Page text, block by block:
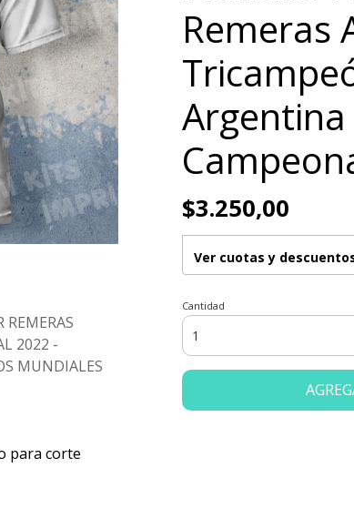
2022 -
MUNDIALES
para corte
Remeras
Argentina
$3.250,00
Ver cuotas y
Cantidad